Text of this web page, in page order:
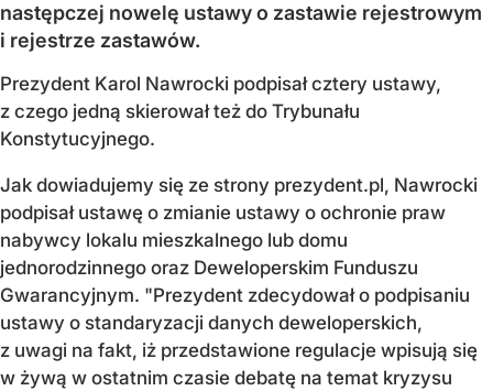
następczej nowelę ustawy o zastawie rejestrowym
i rejestrze zastawów.
Prezydent Karol Nawrocki podpisał cztery ustawy,
z czego jedną skierował też do Trybunału
Konstytucyjnego.
Jak dowiadujemy się ze strony prezydent.pl, Nawrocki
podpisał ustawę o zmianie ustawy o ochronie praw
nabywcy lokalu mieszkalnego lub domu
jednorodzinnego oraz Deweloperskim Funduszu
Gwarancyjnym. "Prezydent zdecydował o podpisaniu
ustawy o standaryzacji danych deweloperskich,
z uwagi na fakt, iż przedstawione regulacje wpisują się
w żywą w ostatnim czasie debatę na temat kryzysu